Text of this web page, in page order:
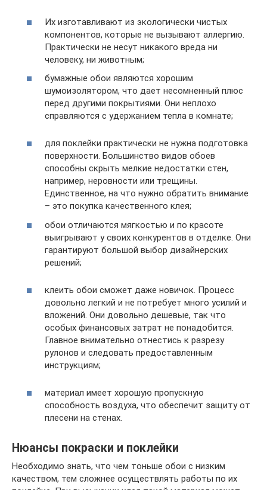
Их изготавливают из экологически чистых
компонентов, которые не вызывают аллергию.
Практически не несут никакого вреда ни
человеку, ни животным;
бумажные обои являются хорошим
шумоизолятором, что дает несомненный плюс
перед другими покрытиями. Они неплохо
справляются с удержанием тепла в комнате;
для поклейки практически не нужна подготовка
поверхности. Большинство видов обоев
способны скрыть мелкие недостатки стен,
например, неровности или трещины.
Единственное, на что нужно обратить внимание
– это покупка качественного клея;
обои отличаются мягкостью и по красоте
выигрывают у своих конкурентов в отделке. Они
гарантируют большой выбор дизайнерских
решений;
клеить обои сможет даже новичок. Процесс
довольно легкий и не потребует много усилий и
вложений. Они довольно дешевые, так что
особых финансовых затрат не понадобится.
Главное внимательно отнестись к разрезу
рулонов и следовать предоставленным
инструкциям;
материал имеет хорошую пропускную
способность воздуха, что обеспечит защиту от
плесени на стенах.
Нюансы покраски и поклейки
Необходимо знать, что чем тоньше обои с низким
качеством, тем сложнее осуществлять работы по их